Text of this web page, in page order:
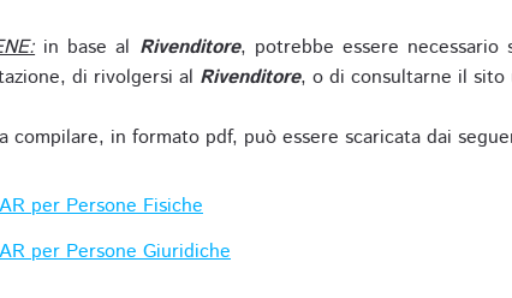
in base al Rivenditore, potrebbe essere
di rivolgersi al Rivenditore, o di consultarne il sito
compilare, in formato pdf, può essere scaricata dai
per Persone Fisiche
per Persone Giuridiche